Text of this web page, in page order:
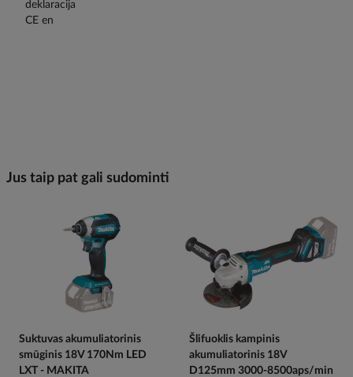
Jus taip pat gali sudominti
Suktuvas akumuliatorinis
smūginis 18V 170Nm LED
LXT - MAKITA
Šlifuoklis kampinis
akumuliatorinis 18V
D125mm 3000-8500aps/min